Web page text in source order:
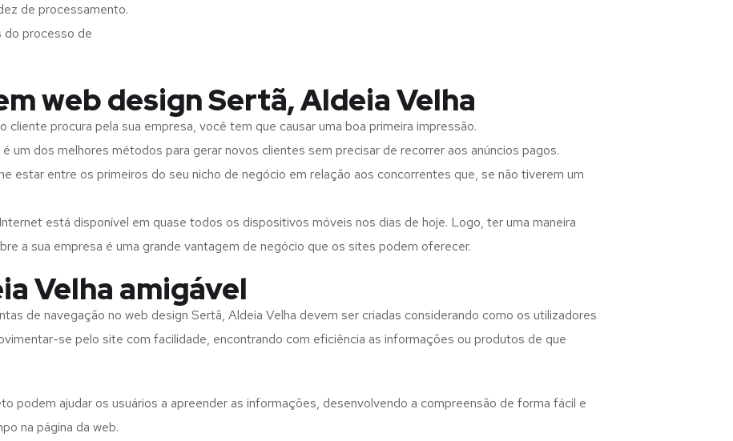
de processamento.
do processo de
web design Sertã, Aldeia Velha
procura pela sua empresa, você tem que causar uma boa primeira impressão.
um dos melhores métodos para gerar novos clientes sem precisar de recorrer aos anúncios pagos.
estar entre os primeiros do seu nicho de negócio em relação aos concorrentes que, se não tiverem um
está disponível em quase todos os dispositivos móveis nos dias de hoje. Logo, ter uma maneira
a sua empresa é uma grande vantagem de negócio que os sites podem oferecer.
Velha amigável
de navegação no web design Sertã, Aldeia Velha devem ser criadas considerando como os utilizadores
se pelo site com facilidade, encontrando com eficiência as informações ou produtos de que
podem ajudar os usuários a apreender as informações, desenvolvendo a compreensão de forma fácil e
na página da web.